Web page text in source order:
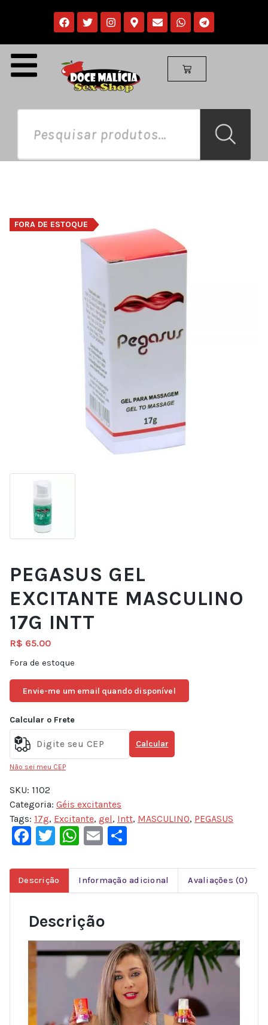
FORA DE ESTOQUE
PEGASUS GEL
EXCITANTE MASCULINO
17G INTT
R$ 65.00
Fora de estoque
Envie-me um email quando disponível
Calcular o Frete
Calcular
Não sei meu CEP
SKU: 1102
Categoria: Géis excitantes
Tags: 17g, Excitante, gel, Intt, MASCULINO, PEGASUS
Facebook
Twitter
WhatsApp
Email
Descrição Informação adicional Avaliações (0)
Descrição